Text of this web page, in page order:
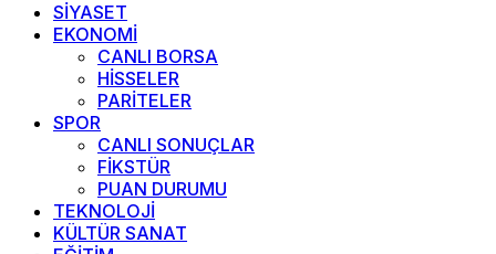
SİYASET
EKONOMİ
CANLI BORSA
HİSSELER
PARİTELER
SPOR
CANLI SONUÇLAR
FİKSTÜR
PUAN DURUMU
TEKNOLOJİ
KÜLTÜR SANAT